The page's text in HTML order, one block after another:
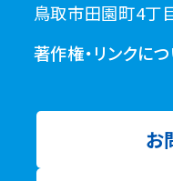
鳥取市田園町4丁
著作権・リンクに
お